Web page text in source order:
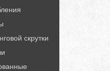
скрутки